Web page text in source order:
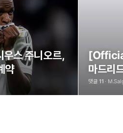
우스주니오르,
약
마드리
댓글 11 ·